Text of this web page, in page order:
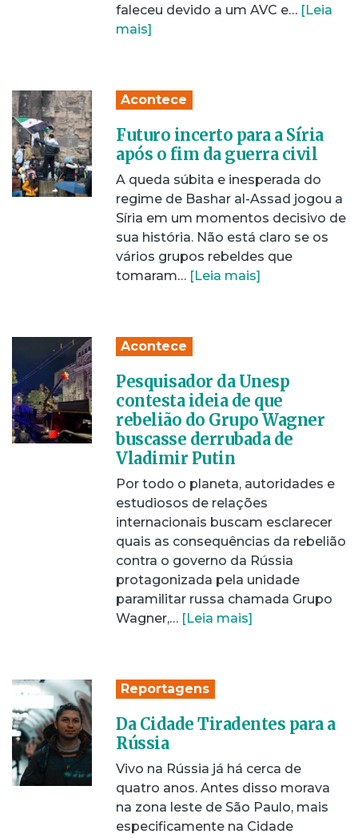
faleceu devido a um AVC e… [Leia
mais]
Acontece
Futuro incerto para a Síria
após o fim da guerra civil
A queda súbita e inesperada do
regime de Bashar al-Assad jogou a
Síria em um momentos decisivo de
sua história. Não está claro se os
vários grupos rebeldes que
tomaram… [Leia mais]
Acontece
Pesquisador da Unesp
contesta ideia de que
rebelião do Grupo Wagner
buscasse derrubada de
Vladimir Putin
Por todo o planeta, autoridades e
estudiosos de relações
internacionais buscam esclarecer
quais as consequências da rebelião
contra o governo da Rússia
protagonizada pela unidade
paramilitar russa chamada Grupo
Wagner,… [Leia mais]
Reportagens
Da Cidade Tiradentes para a
Rússia
Vivo na Rússia já há cerca de
quatro anos. Antes disso morava
na zona leste de São Paulo, mais
especificamente na Cidade